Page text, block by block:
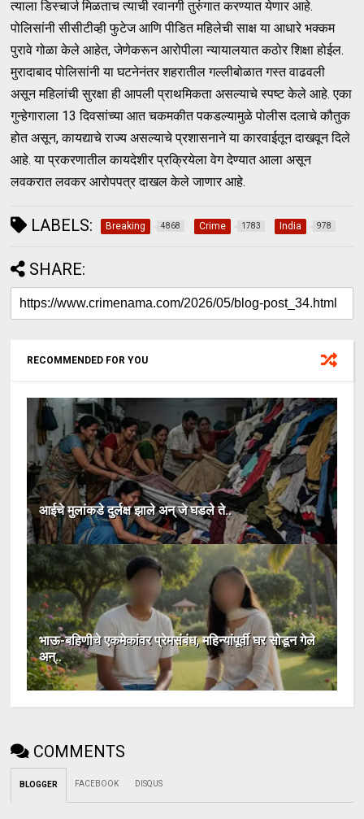
त्याला डिस्चार्ज मिळताच त्याची रवानगी तुरुंगात करण्यात येणार आहे.
पोलिसांनी सीसीटीव्ही फुटेज आणि पीडित महिलेची साक्ष या आधारे भक्कम
पुरावे गोळा केले आहेत, जेणेकरून आरोपीला न्यायालयात कठोर शिक्षा होईल.
मुरादाबाद पोलिसांनी या घटनेनंतर शहरातील गल्लीबोळात गस्त वाढवली
असून महिलांची सुरक्षा ही आपली प्राथमिकता असल्याचे स्पष्ट केले आहे. एका
गुन्हेगाराला 13 दिवसांच्या आत चकमकीत पकडल्यामुळे पोलीस दलाचे कौतुक
होत असून, कायद्याचे राज्य असल्याचे प्रशासनाने या कारवाईतून दाखवून दिले
आहे. या प्रकरणातील कायदेशीर प्रक्रियेला वेग देण्यात आला असून
लवकरात लवकर आरोपपत्र दाखल केले जाणार आहे.
LABELS: Breaking 4868 Crime 1783 India 978
SHARE:
RECOMMENDED FOR YOU
आईचे मुलांकडे दुर्लक्ष झाले अन् जे घडले ते..
भाऊ-बहिणीचे एकमेकांवर प्रेमसंबंध, महिन्यांपूर्वी घर सोडून गेले
अन्..
COMMENTS
BLOGGER FACEBOOK DISQUS